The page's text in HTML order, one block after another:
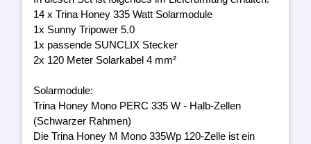
14 x Trina Honey 335 Watt Solarmodule
1x Sunny Tripower 5.0
1x passende SUNCLIX Stecker
2x 120 Meter Solarkabel 4 mm²
Solarmodule:
Trina Honey Mono PERC 335 W - Halb-Zellen
(Schwarzer Rahmen)
Die Trina Honey M Mono 335Wp 120-Zelle ist ein